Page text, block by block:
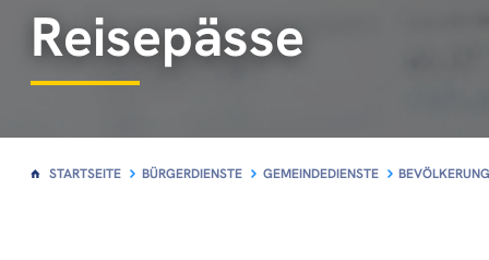
Reisepässe
STARTSEITE BÜRGERDIENSTE GEMEINDEDIENSTE